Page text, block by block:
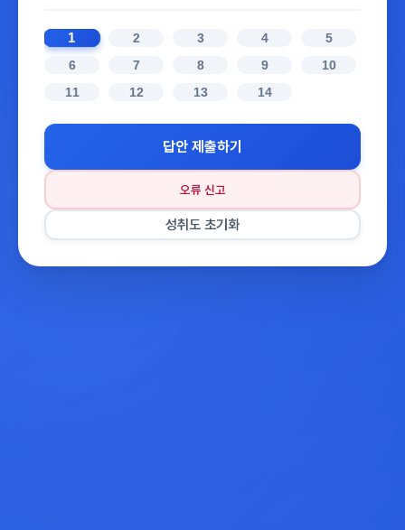
1 2 3 4
5
6
7 8 9
10
11
12 13 14
답안 제출하기
오류 신고
성취도 초기화